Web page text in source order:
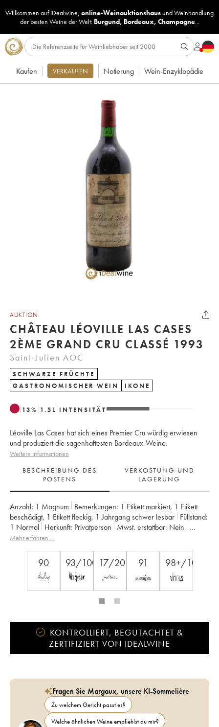
Willkommen auf iDealwine, online-Weinauktionshaus undWeinhandlung
der besten Weine der Welt: Burgund, Bordeaux, Champagne...
Kaufen VERKAUFEN Notierung Wein-Enzyklopädie
AUKTION
CHÂTEAU LÉOVILLE LAS CASES
2ÈME GRAND CRU CLASSÉ 1993
Saint-Julien AOC
SCHWARZE FRÜCHTE
GASTRONOMISCHER WEIN
IKONE
13% 1.5 L INTENSITÄT
Léoville Las Cases hat sich eines Premier Cru würdig erwiesen
und produziert die sagenhaftesten Bordeaux-Weine.
Weitere Informationen
BESCHREIBUNG DES
POSTENS
VERKOSTUNG UND
LAGERUNG
Anzahl: 1 Magnum Bemerkungen: 1 Etikett markiert, 1 Etikett
beschädigt, 1 Etikett fleckig, 1 Jahrgang schwer lesbar Füllstand:
1 Normal Herkunft: privatperson Mwst. erstattbar:
nein
Region: Bordeaux
Eigentümer:
SC du Ch. Léoville Las Cases (Consorts Delon)
Mehr erfahren …
90 93/100 17/20 91 98+/100
KONTROLLIERT, BEGUTACHTET &
ZERTIFIZIERT VON IDEALWINE
Fragen Sie Margaux, unsere KI-Sommelière
Zu welchem Gericht passt es?
Welche ähnlichen Weine empfiehlst du mir?